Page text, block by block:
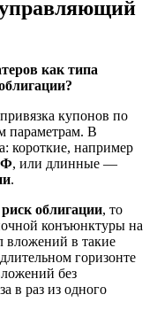
как типа
купонов по
параметрам. В
короткие, например
, или длинные —
.
облигации, то
конъюнктуры на
вложений в такие
горизонте
без
в раз из одного